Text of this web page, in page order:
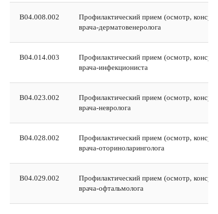
В04.008.002
Профилактический прием (осмотр,
врача-дерматовенеролога
В04.014.003
Профилактический прием (осмотр,
врача-инфекциониста
В04.023.002
Профилактический прием (осмотр,
врача-невролога
В04.028.002
Профилактический прием (осмотр,
врача-оториноларинголога
В04.029.002
Профилактический прием (осмотр,
врача-офтальмолога